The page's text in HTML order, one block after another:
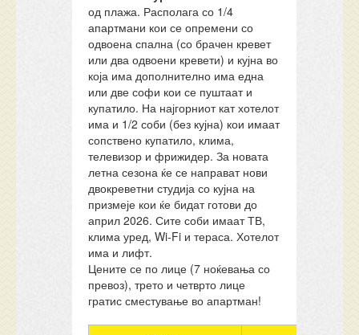
од плажа. Располага со 1/4
апартмани кои се опремени со
одвоена спална (со брачен кревет
или два одвоени кревети) и кујна во
која има дополнително има една
или две софи кои се пуштаат и
купатило. На најгорниот кат хотелот
има и 1/2 соби (без кујна) кои имаат
сопствено купатило, клима,
телевизор и фрижидер. За новата
летна сезона ќе се направат нови
двокреветни студија со кујна на
призмеје кои ќе бидат готови до
април 2026. Сите соби имаат ТВ,
клима уред, Wi-Fi и тераса. Хотелот
има и лифт.
Цените се по лице (7 ноќевања со
превоз), трето и четврто лице
гратис сместување во апартман!